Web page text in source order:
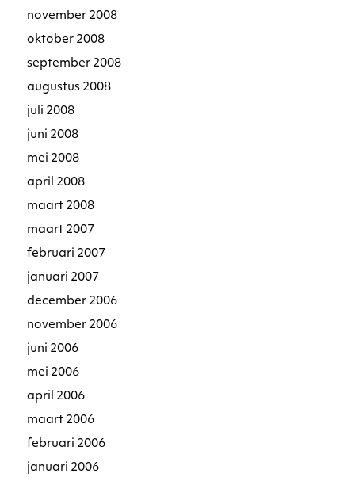
november 2008
oktober 2008
september 2008
augustus 2008
juli 2008
juni 2008
mei 2008
april 2008
maart 2008
maart 2007
februari 2007
januari 2007
december 2006
november 2006
juni 2006
mei 2006
april 2006
maart 2006
februari 2006
januari 2006